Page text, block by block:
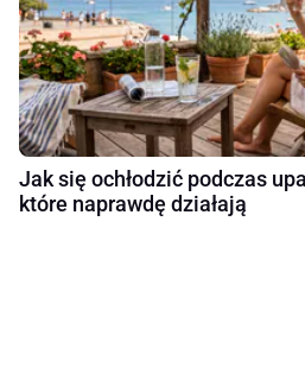
Jak się ochłodzić podczas
które naprawdę działają